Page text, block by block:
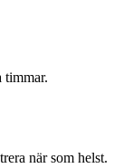
timmar.
när som helst.